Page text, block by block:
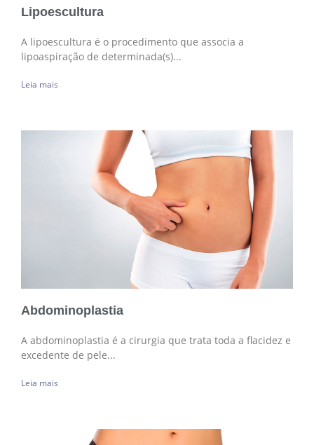
Lipoescultura
A lipoescultura é o procedimento que associa a
lipoaspiração de determinada(s)...
Leia mais
Abdominoplastia
A abdominoplastia é a cirurgia que trata toda a flacidez e
excedente de pele...
Leia mais